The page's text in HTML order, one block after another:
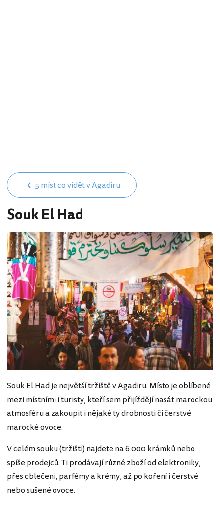
5 míst co vidět v Agadiru
Souk El Had
Souk El Had je největší tržiště v Agadiru. Místo je oblíbené
mezi místními i turisty, kteří sem přijíždějí nasát marockou
atmosféru a zakoupit i nějaké ty drobnosti či čerstvé
marocké ovoce.
V celém souku (tržišti) najdete na 6 000 krámků nebo
spíše prodejců. Ti prodávají různé zboží od elektroniky,
přes oblečení, parfémy a krémy, až po koření i čerstvé
nebo sušené ovoce.